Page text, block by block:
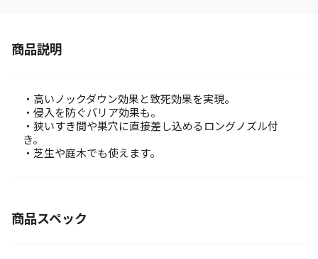
商品説明
・高いノックダウン効果と致死効果を実現。
・侵入を防ぐバリア効果も。
・狭いすき間や巣穴に直接差し込めるロングノズル付
き。
・芝生や庭木でも使えます。
商品スペック